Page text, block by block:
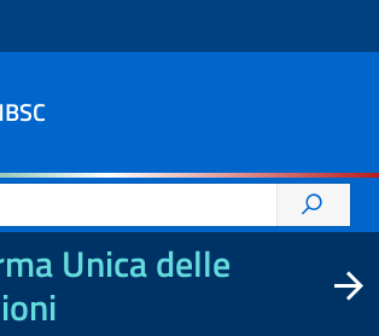
Unica delle